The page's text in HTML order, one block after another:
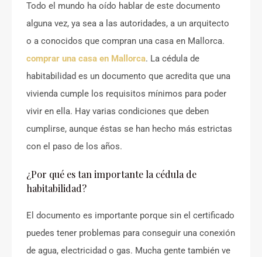
Todo el mundo ha oído hablar de este documento
alguna vez, ya sea a las autoridades, a un arquitecto
o a conocidos que compran una casa en Mallorca.
comprar una casa en Mallorca. La cédula de
habitabilidad es un documento que acredita que una
vivienda cumple los requisitos mínimos para poder
vivir en ella. Hay varias condiciones que deben
cumplirse, aunque éstas se han hecho más estrictas
con el paso de los años.
¿Por qué es tan importante la cédula de
habitabilidad?
El documento es importante porque sin el certificado
puedes tener problemas para conseguir una conexión
de agua, electricidad o gas. Mucha gente también ve